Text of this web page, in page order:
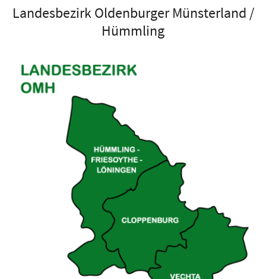
Landesbezirk Oldenburger Münsterland /
Hümmling